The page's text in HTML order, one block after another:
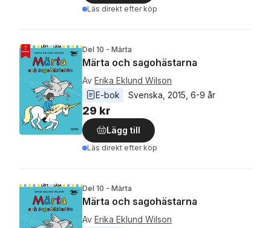
Läs direkt efter köp
Del 10 - Märta
Märta och sagohästarna
Av Erika Eklund Wilson
E-bok
Svenska 2015 6-9 år
29 kr
Lägg till
Läs direkt efter köp
Del 10 - Märta
Märta och sagohästarna
Av Erika Eklund Wilson